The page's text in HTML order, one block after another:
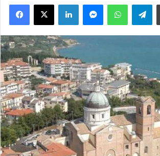
a
e
m
a
i
l
Telegram